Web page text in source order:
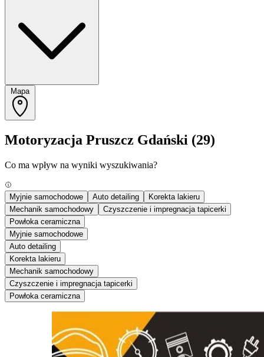
Mapa
Motoryzacja Pruszcz Gdański (29)
Co ma wpływ na wyniki wyszukiwania?
Myjnie samochodowe Auto detailing
Korekta lakieru
Mechanik samochodowy
Czyszczenie i impregnacja tapicerki
Powłoka ceramiczna
Myjnie samochodowe
Auto detailing
Korekta lakieru
Mechanik samochodowy
Czyszczenie i impregnacja tapicerki
Powłoka ceramiczna